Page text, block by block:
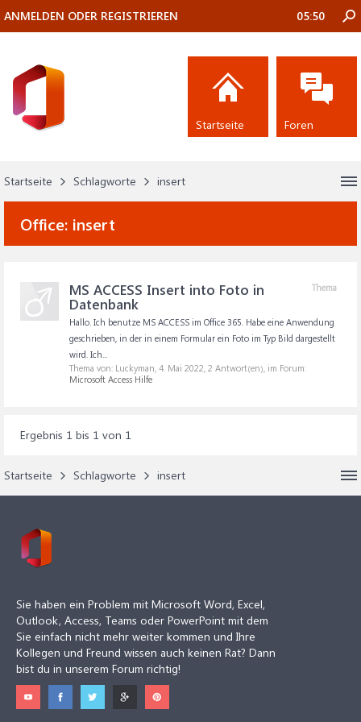
Startseite Schlagworte insert
Office: insert
Thema
MS ACCESS Insert into Foto in
Datenbank
Hallo. Ich benutze MS ACCESS im Office 365. Habe eine Anwendung
geschrieben, in der in einem Formular ein Foto im Typ Bild dargestellt
wird. Ich...
Thema von: Luckyman, 4. Mai 2022, 2 Antwort(en), im Forum:
Microsoft Access Hilfe
Ergebnis 1 bis 1 von 1
Startseite Schlagworte insert
ANMELDEN ODER REGISTRIEREN 05:50
Startseite Foren
Sie haben ein Problem mit Microsoft Word, Excel,
Outlook, Access, Teams oder PowerPoint mit dem
Sie einfach nicht mehr weiter kommen und Ihre
Kollegen und Freund wissen auch keinen Rat? Dann
bist du in unserem Forum richtig!